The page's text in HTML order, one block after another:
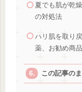
夏でも肌が乾
の対処法
ハリ肌を取り
薬、お勧め商
この記事の